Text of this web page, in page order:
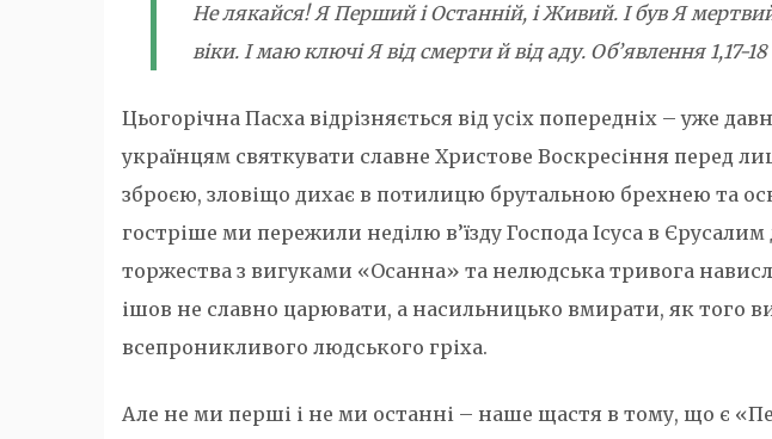
Не лякайся! Я Перший і Останній, і Живий. І був Я
віки. І маю ключі Я від смерти й від аду. Об’явлення 1,17-18
Цьогорічна Пасха відрізняється від усіх попередніх – уже
українцям святкувати славне Христове Воскресіння перед
зброєю, зловіщо дихає в потилицю брутальною брехнею та
гостріше ми пережили неділю в’їзду Господа Ісуса в
торжества з вигуками «Осанна» та нелюдська тривога
ішов не славно царювати, а насильницько вмирати, як того
всепроникливого людського гріха.
Але не ми перші і не ми останні – наше щастя в тому, що є